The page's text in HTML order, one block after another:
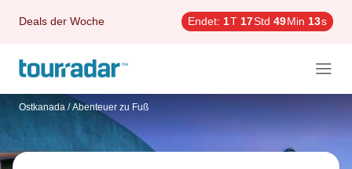
Deals der Woche Endet: 1T 17Std 49Min 12s
Ostkanada / Abenteuer zu Fuß